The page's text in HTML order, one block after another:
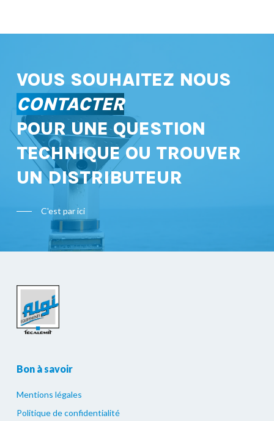
VOUS SOUHAITEZ NOUS
CONTACTER
POUR UNE QUESTION
TECHNIQUE OU TROUVER
UN DISTRIBUTEUR
C'est par ici
Bon à savoir
Mentions légales
Politique de confidentialité